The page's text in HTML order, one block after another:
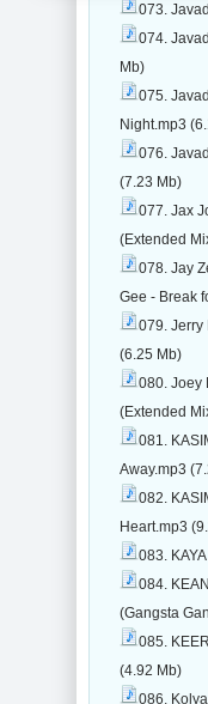
073.
074.
Mb)
075.
Night.mp3
076.
(7.23 Mb)
077. Jax
(Extended
078. Jay
Gee - Break
079. Jerry
(6.25 Mb)
080. Joey
(Extended
081.
Away.mp3
082.
Heart.mp3
083.
084.
(Gangsta
085.
(4.92 Mb)
086.